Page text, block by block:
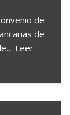
de
de
Leer